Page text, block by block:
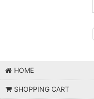
HOME
SHOPPING CART